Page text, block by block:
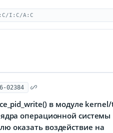
I:C/A:C
02384
в модуле
операционной системы
оказать воздействие на